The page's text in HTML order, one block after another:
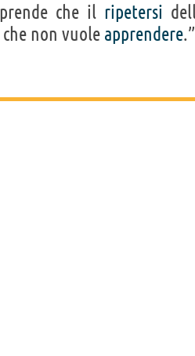
che il ripetersi
non vuole apprendere.”